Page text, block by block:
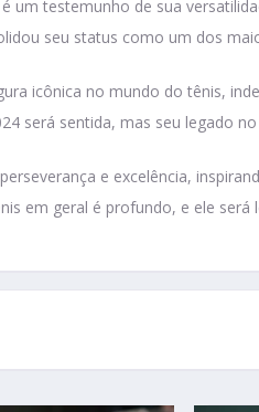
um testemunho de sua
seu status como um dos
icônica no mundo do tênis,
será sentida, mas seu legado
e excelência,
em geral é profundo, e ele